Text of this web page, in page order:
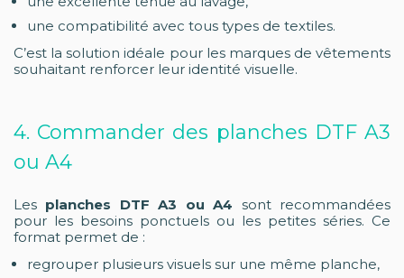
une compatibilité avec tous types de textiles.
C’est la solution idéale pour les marques de vêtements
souhaitant renforcer leur identité visuelle.
4. Commander des planches DTF A3
ou A4
Les planches DTF A3 ou A4 sont recommandées
pour les besoins ponctuels ou les petites séries. Ce
format permet de :
regrouper plusieurs visuels sur une même planche,